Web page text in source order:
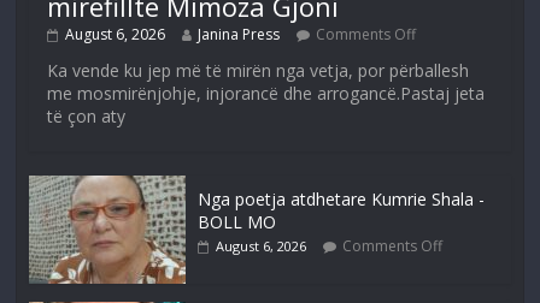
August 6, 2026 Janina Press Comments Off
Ka vende ku jep më të mirën nga vetja, por përballesh
me mosmirënjohje, injorancë dhe arrogancë.Pastaj jeta
të çon aty
Nga poetja atdhetare Kumrie Shala -
BOLL MO
August 6, 2026 Comments Off